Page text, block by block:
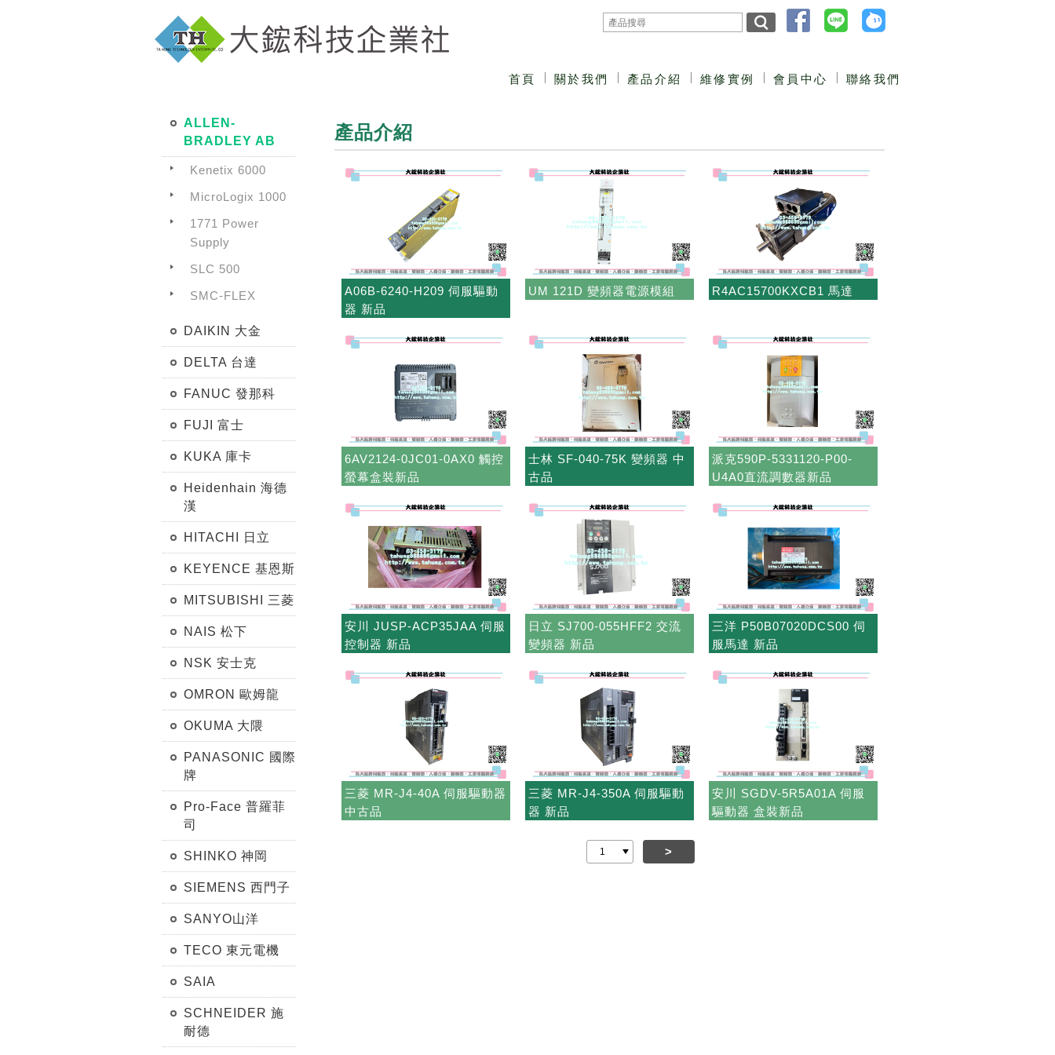
首頁 關於我們 產品介紹 維修實例 會員中心 聯絡我們
ALLEN-
BRADLEY AB
Kenetix 6000
MicroLogix 1000
1771 Power
Supply
SLC 500
SMC-FLEX
DAIKIN 大金
DELTA 台達
FANUC 發那科
FUJI 富士
KUKA 庫卡
Heidenhain 海德
漢
HITACHI 日立
KEYENCE 基恩斯
MITSUBISHI 三菱
NAIS 松下
NSK 安士克
OMRON 歐姆龍
OKUMA 大隈
PANASONIC 國際
牌
Pro-Face 普羅菲
司
SHINKO 神岡
SIEMENS 西門子
SANYO山洋
TECO 東元電機
SAIA
SCHNEIDER 施
耐德
產品介紹
A06B-6240-H209 伺服驅動
器 新品
UM 121D 變頻器電源模組 R4AC15700KXCB1 馬達
6AV2124-0JC01-0AX0 觸控
螢幕盒裝新品
士林 SF-040-75K 變頻器 中
古品
派克590P-5331120-P00-
U4A0直流調數器新品
安川 JUSP-ACP35JAA 伺服
控制器 新品
日立 SJ700-055HFF2 交流
變頻器 新品
三洋 P50B07020DCS00 伺
服馬達 新品
三菱 MR-J4-40A 伺服驅動器
中古品
三菱 MR-J4-350A 伺服驅動
器 新品
安川 SGDV-5R5A01A 伺服
驅動器 盒裝新品
>